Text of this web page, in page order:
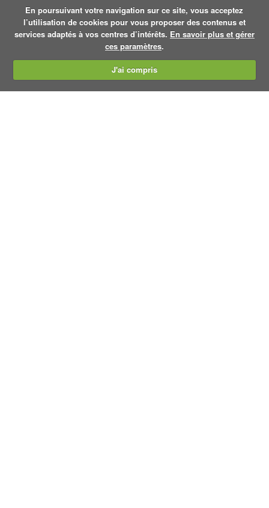
En poursuivant votre navigation sur ce site, vous acceptez
l’utilisation de cookies pour vous proposer des contenus et
services adaptés à vos centres d’intérêts. En savoir plus et gérer
ces paramètres.
J'ai compris